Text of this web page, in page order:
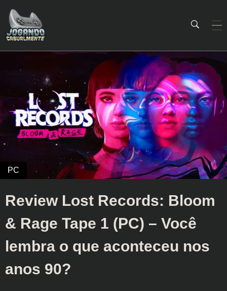
Review Lost Records: Bloom
& Rage Tape 1 (PC) – Você
lembra o que aconteceu nos
anos 90?